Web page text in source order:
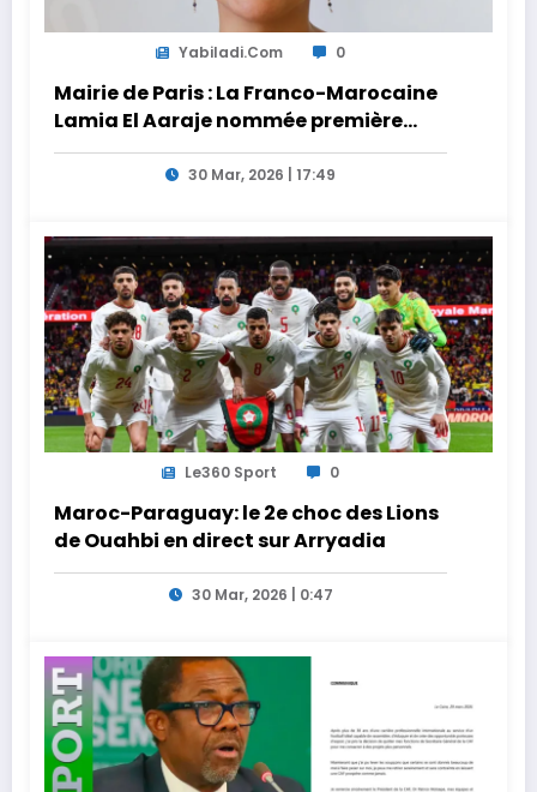
Yabiladi.com 0
Mairie de Paris : La Franco-Marocaine
Lamia El Aaraje nommée première
adjointe
30 Mar, 2026 | 17:49
Le360 Sport 0
Maroc-Paraguay: le 2e choc des Lions
de Ouahbi en direct sur Arryadia
30 Mar, 2026 | 0:47